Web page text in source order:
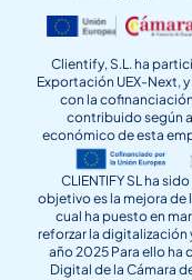
Clientify, S.L. ha
Exportación UEX-Next,
con la
contribuido según
económico de esta
CLIENTIFY SL ha
objetivo es la mejora de
cual ha puesto en
reforzar la
año 2025 Para ello ha
Digital de la Cámara